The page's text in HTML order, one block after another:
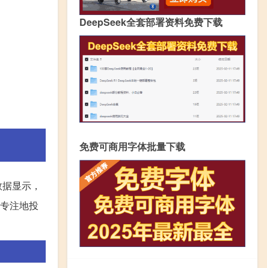
显示，
注地投
DeepSeek全套部署资料免费下载
免费可商用字体批量下载